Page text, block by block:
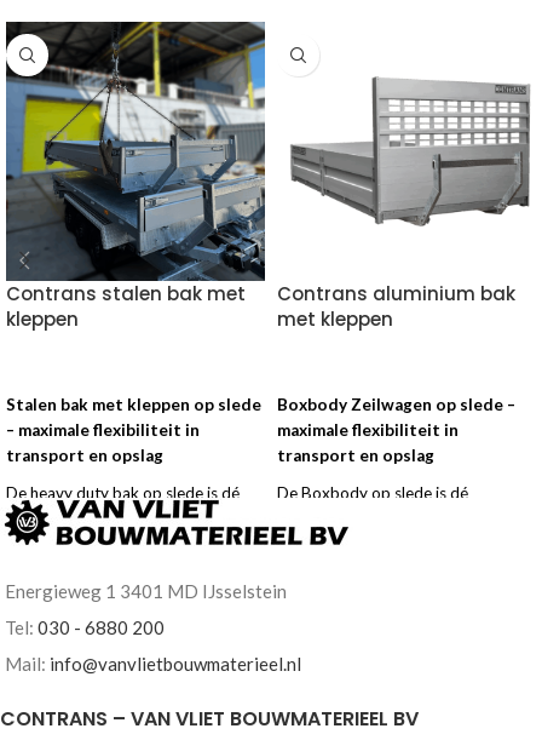
Contrans stalen bak met
kleppen
Stalen bak met kleppen op slede
– maximale flexibiliteit in
transport en opslag
De heavy duty bak op slede is dé
oplossing voor vervoeren kippen en
of afzetten van puin of grof
op locatie, neem het onderstel
direct weer mee voor de volgende
veiligheidsaspect uw aanhanger
terrein of andere locatie waar
Contrans aluminium bak
met kleppen
Boxbody Zeilwagen op slede –
maximale flexibiliteit in
transport en opslag
De Boxbody op slede is dé
transport binnen het afzetsysteem.
neem het onderstel direct weer mee
projectmatig werken.
Vraag nugeheel vrijblijvend een
Energieweg 1 3401 MD IJsselstein
Tel: 030 - 6880 200
Mail: info@vanvlietbouwmaterieel.nl
CONTRANS – VAN VLIET BOUWMATERIEEL BV